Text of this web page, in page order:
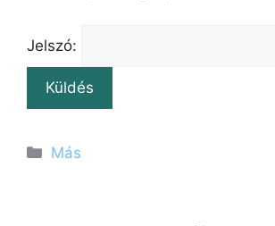
Jelszó:
Kategória
Más